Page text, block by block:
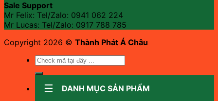
Sale Support
Mr Felix: Tel/Zalo: 0941 062 224
Mr Lucas: Tel/Zalo: 0917 788 785
Copyright 2026 © Thành Phát Á Châu
Tìm
DANH MỤC SẢN PHẨM